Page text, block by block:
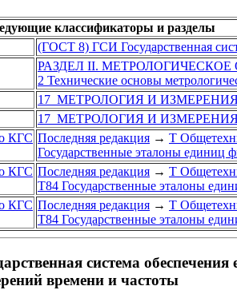
классификаторы и разделы
(ГОСТ 8) ГСИ Государственная
РАЗДЕЛ II.
2 Технические основы
17 МЕТРОЛОГИЯ И
17 МЕТРОЛОГИЯ И
КГС Последняя редакция → Т
Государственные эталоны единиц
КГС Последняя редакция → Т
Т84 Государственные эталоны
КГС Последняя редакция → Т
Т84 Государственные эталоны
система
времени и частоты